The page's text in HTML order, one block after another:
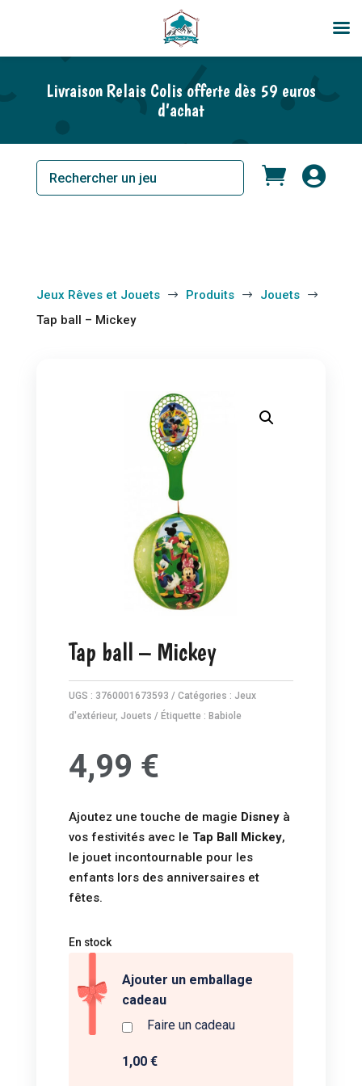
Livraison Relais Colis offerte dès 59 euros
d’achat
 
Jeux Rêves et Jouets $ Produits $ Jouets $
Tap ball – Mickey
Tap ball – Mickey
UGS : 3760001673593 Catégories : Jeux
d'extérieur, Jouets Étiquette : Babiole
4,99 €
Ajoutez une touche de magie Disneyà
vos festivités avec le Tap Ball Mickey,
le jouet incontournable pour les
enfants lors des anniversaires et
fêtes.
En stock
Ajouter un emballage
cadeau
Faire un cadeau
1,00 €